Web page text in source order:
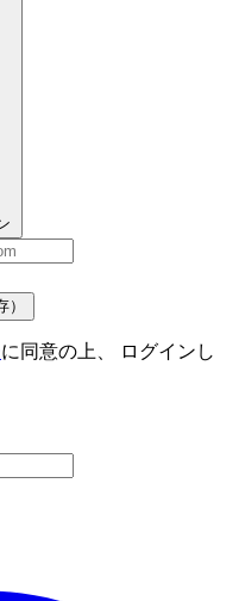
に同意の上、 ログインし